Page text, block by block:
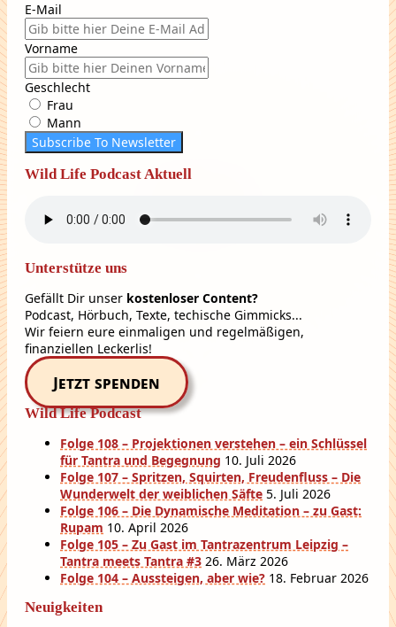
E-Mail
Vorname
Geschlecht
Frau
Mann
Subscribe To Newsletter
Wild Life Podcast Aktuell
Unterstütze uns
Gefällt Dir unser kostenloser Content?
Podcast, Hörbuch, Texte, techische Gimmicks...
Wir feiern eure einmaligen und regelmäßigen,
finanziellen Leckerlis!
Jetzt spenden
Wild Life Podcast
Folge 108 – Projektionen verstehen – ein Schlüssel
für Tantra und Begegnung 10. Juli 2026
Folge 107 – Spritzen, Squirten, Freudenfluss – Die
Wunderwelt der weiblichen Säfte 5. Juli 2026
Folge 106 – Die Dynamische Meditation – zu Gast:
Rupam 10. April 2026
Folge 105 – Zu Gast im Tantrazentrum Leipzig –
Tantra meets Tantra #3 26. März 2026
Folge 104 – Aussteigen, aber wie? 18. Februar 2026
Neuigkeiten